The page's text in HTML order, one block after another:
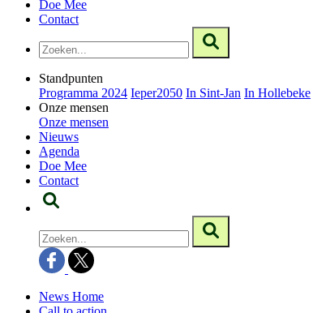
Doe Mee
Contact
Standpunten
Programma 2024 Ieper2050 In Sint-Jan In Hollebeke
Onze mensen
Onze mensen
Nieuws
Agenda
Doe Mee
Contact
News Home